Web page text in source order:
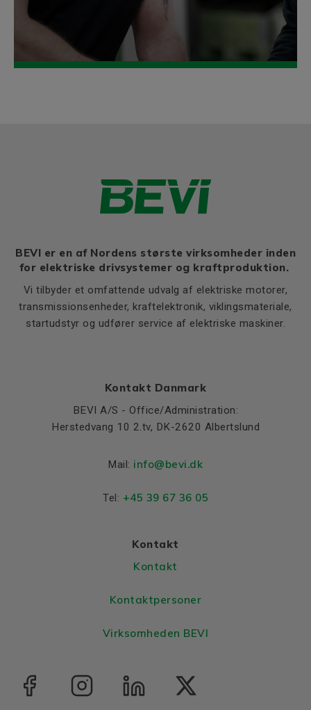
BEVI er en af Nordens største virksomheder inden
for elektriske drivsystemer og kraftproduktion.
Vi tilbyder et omfattende udvalg af elektriske motorer,
transmissionsenheder, kraftelektronik, viklingsmateriale,
startudstyr og udfører service af elektriske maskiner.
Kontakt Danmark
BEVI A/S - Office/Administration:
Herstedvang 10 2.tv, DK-2620 Albertslund
Mail: info@bevi.dk
Tel: +45 39 67 36 05
Kontakt
Kontakt
Kontaktpersoner
Virksomheden BEVI